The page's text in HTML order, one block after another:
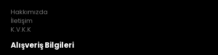
Hakkımızda
İletişim
K.V.K.K
Alışveriş Bilgileri